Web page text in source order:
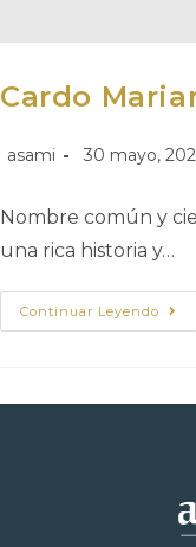
Cardo
asami 30 mayo,
Nombre común y
una rica historia y…
Continuar Leyendo